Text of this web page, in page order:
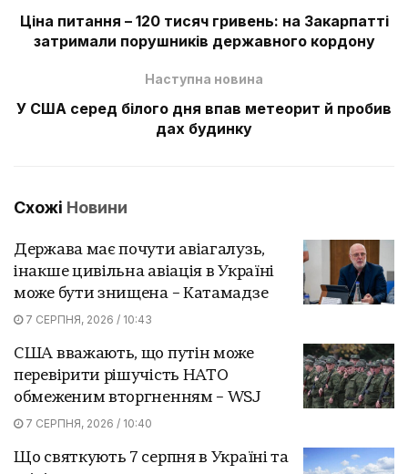
Ціна питання – 120 тисяч гривень: на Закарпатті
затримали порушників державного кордону
Наступна новина
У США серед білого дня впав метеорит й пробив
дах будинку
Схожі Новини
Держава має почути авіагалузь,
інакше цивільна авіація в Україні
може бути знищена – Катамадзе
7 СЕРПНЯ, 2026 / 10:43
США вважають, що путін може
перевірити рішучість НАТО
обмеженим вторгненням – WSJ
7 СЕРПНЯ, 2026 / 10:40
Що святкують 7 серпня в Україні та